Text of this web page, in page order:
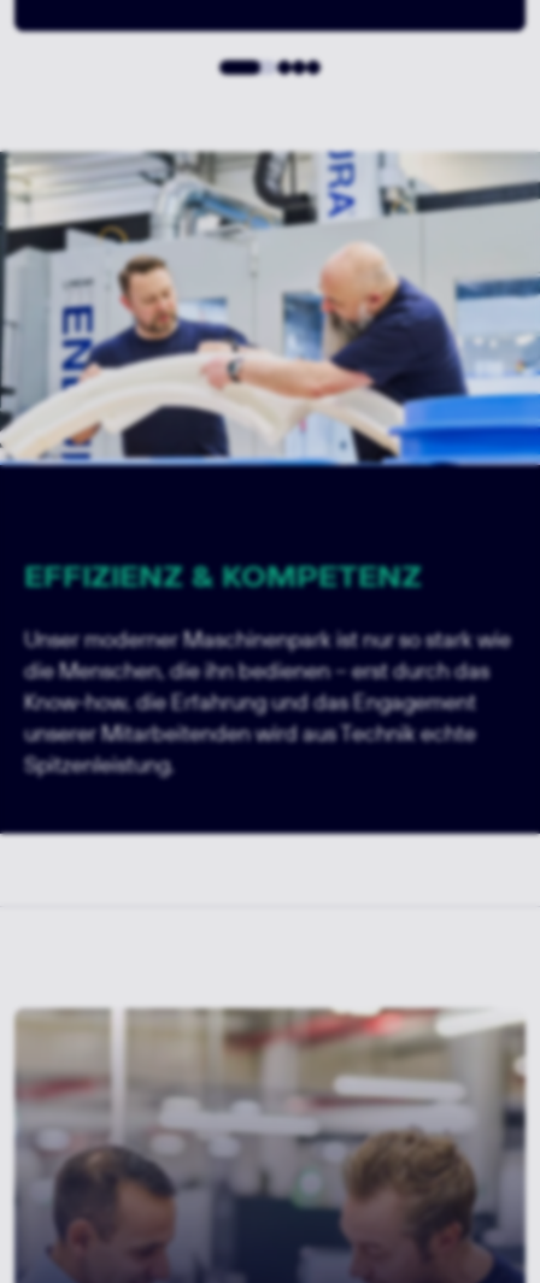
EFFIZIENZ & KOMPETENZ
Unser moderner Maschinenpark ist nur so stark wie
die Menschen, die ihn bedienen – erst durch das
Know-how, die Erfahrung und das Engagement
unserer Mitarbeitenden wird aus Technik echte
Spitzenleistung.